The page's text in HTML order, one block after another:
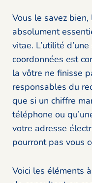
Vous le savez
absolument
vitae. L’utilité
coordonnées est
la vôtre ne finisse
responsables du
que si un chiffre
téléphone ou
votre adresse
pourront pas vous
Voici les éléments